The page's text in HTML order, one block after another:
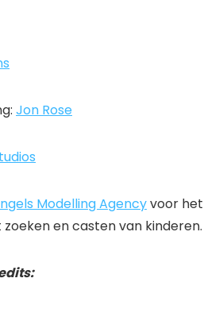
Jon Rose
Modelling Agencyvoor het
en casten van kinderen.